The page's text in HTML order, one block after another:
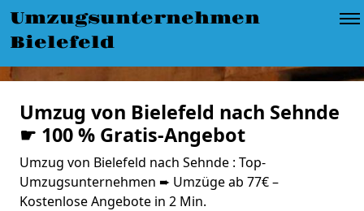
Umzugsunternehmen
Bielefeld
Umzug von Bielefeld nach Sehnde
☛ 100 % Gratis-Angebot
Umzug von Bielefeld nach Sehnde : Top-
Umzugsunternehmen ➨ Umzüge ab 77€ –
Kostenlose Angebote in 2 Min.